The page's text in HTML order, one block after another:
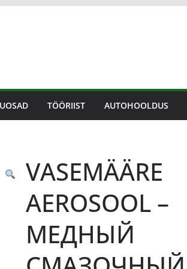
TÖÖRIIST AUTOHOOLDUS
VASEMÄÄRE
AEROSOOL –
МЕДНЫЙ